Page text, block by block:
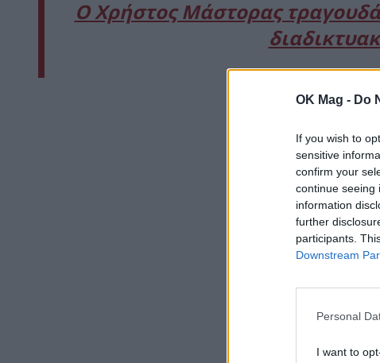
OK Mag - Do
If you wish to
sensitive
confirm your
continue seeing
information
further
participants.
Downstream
Personal
I want to
Ο Χρήστος Μάστορας